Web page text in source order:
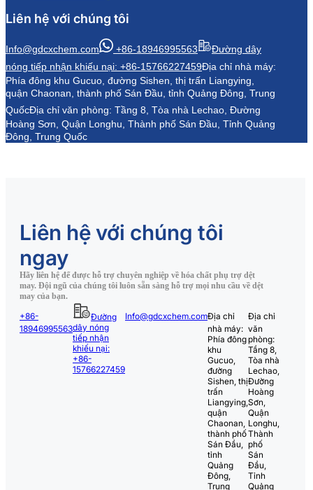
Liên hệ với chúng tôi
Info@gdcxchem.com +86-18946995563
Đường dây
nóng tiếp nhận khiếu nại: +86-15766227459Địa chỉ nhà máy:
Phía đông khu Gucuo, đường Sishen, thị trấn Liangying,
quận Chaonan, thành phố Sán Đầu, tỉnh Quảng Đông, Trung
QuốcĐịa chỉ văn phòng: Tầng 8, Tòa nhà Lechao, Đường
Hoàng Sơn, Quận Longhu, Thành phố Sán Đầu, Tỉnh Quảng
Đông, Trung Quốc
Liên hệ với chúng tôi
ngay
Hãy liên hệ để được hỗ trợ chuyên nghiệp về hóa chất phụ trợ dệt
may. Đội ngũ của chúng tôi luôn sẵn sàng hỗ trợ mọi nhu cầu về dệt
may của bạn.
+86-
18946995563
Đường
dây nóng
tiếp nhận
khiếu nại:
+86-
15766227459
Info@gdcxchem.comĐịa chỉ
nhà máy:
Phía đông
khu
Gucuo,
đường
Sishen, thị
trấn
Liangying,
quận
Chaonan,
thành phố
Sán Đầu,
tỉnh
Quảng
Đông,
Trung
Địa chỉ
văn
phòng:
Tầng 8,
Tòa nhà
Lechao,
Đường
Hoàng
Sơn,
Quận
Longhu,
Thành
phố
Sán
Đầu,
Tỉnh
Quảng